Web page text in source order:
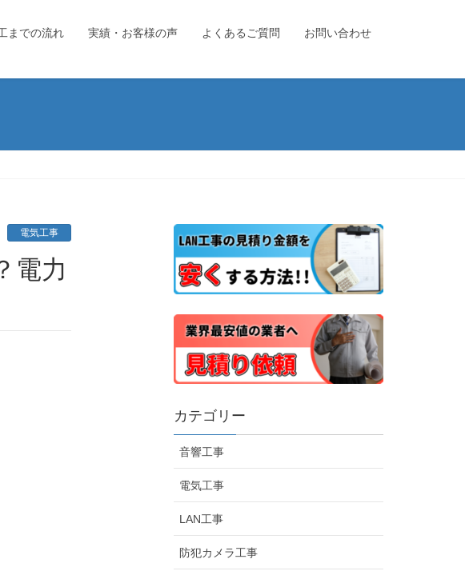
までの流れ 実績・お客様の声 よくあるご質問 お問い合わせ
電気工事
カテゴリー
音響工事
電気工事
LAN工事
防犯カメラ工事